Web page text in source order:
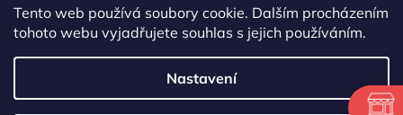
Tento web používá soubory cookie. Dalším procházením
tohoto webu vyjadřujete souhlas s jejich používáním.
Nastavení
Vytvořil Shoptet